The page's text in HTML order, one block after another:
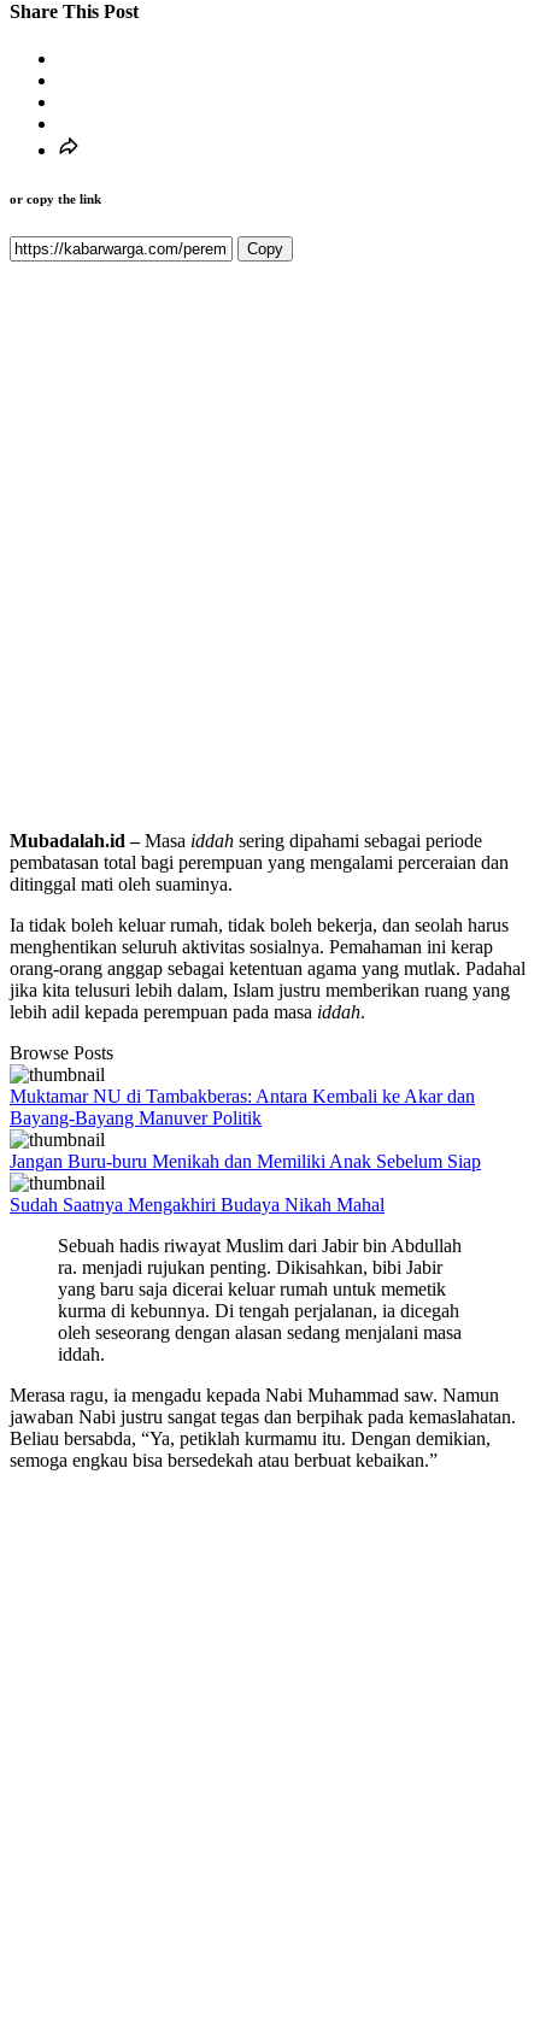
Share This Post
or copy the link
Copy
Mubadalah.id –Masa iddah sering dipahami sebagai periode
pembatasan total bagi perempuan yang mengalami perceraian dan
ditinggal mati oleh suaminya.
Ia tidak boleh keluar rumah, tidak boleh bekerja, dan seolah harus
menghentikan seluruh aktivitas sosialnya. Pemahaman ini kerap
orang-orang anggap sebagai ketentuan agama yang mutlak. Padahal
jika kita telusuri lebih dalam, Islam justru memberikan ruang yang
lebih adil kepada perempuan pada masa iddah.
Browse Posts
Muktamar NU di Tambakberas: Antara Kembali ke Akar dan
Bayang-Bayang Manuver Politik
Jangan Buru-buru Menikah dan Memiliki Anak Sebelum Siap
Sudah Saatnya Mengakhiri Budaya Nikah Mahal
Sebuah hadis riwayat Muslim dari Jabir bin Abdullah
ra. menjadi rujukan penting. Dikisahkan, bibi Jabir
yang baru saja dicerai keluar rumah untuk memetik
kurma di kebunnya. Di tengah perjalanan, ia dicegah
oleh seseorang dengan alasan sedang menjalani masa
iddah.
Merasa ragu, ia mengadu kepada Nabi Muhammad saw. Namun
jawaban Nabi justru sangat tegas dan berpihak pada kemaslahatan.
Beliau bersabda, “Ya, petiklah kurmamu itu. Dengan demikian,
semoga engkau bisa bersedekah atau berbuat kebaikan.”